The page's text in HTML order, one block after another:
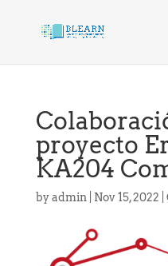
proyecto
KA204
byadmin Nov 15, 2022